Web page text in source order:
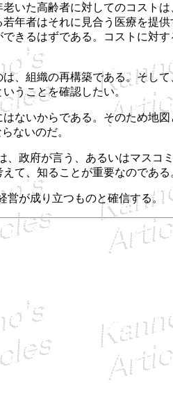
いた高齢者に対してのコスト
年者はそれに見合う医療を提
きるはずである。コストに対
、組織の再構築である。そし
うことを確認したい。
ないからである。そのため地
ないのだ。
政府が言う、あるいはマスコ
て、知ることが重要なのである
営が成り立つものと確信する。